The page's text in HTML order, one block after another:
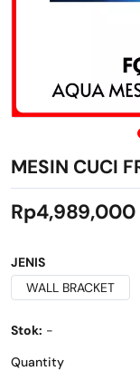
MESIN CUCI
Rp4,989,000
JENIS
WALL BRACKET
Stok: -
Quantity